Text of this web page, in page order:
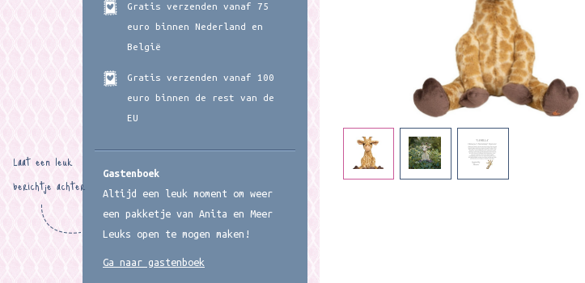
Gratis verzenden vanaf 75
euro binnen Nederland en
België
Gratis verzenden vanaf 100
euro binnen de rest van de
EU
Gastenboek
Altijd een leuk moment om weer
een pakketje van Anita en Meer
Leuks open te mogen maken!
Laat een leuk
berichtje achter
Ga naar gastenboek